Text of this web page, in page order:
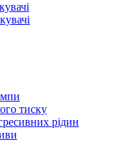
тиску
рідин